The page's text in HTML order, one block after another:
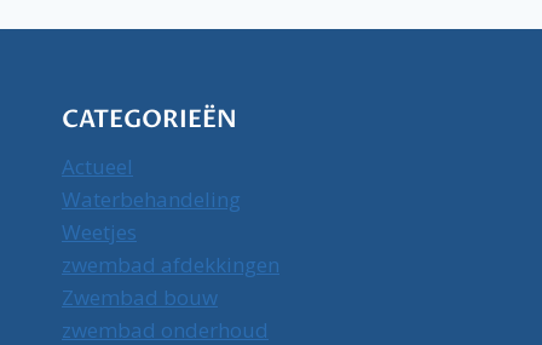
CATEGORIEËN
Actueel
Waterbehandeling
Weetjes
zwembad afdekkingen
Zwembad bouw
zwembad onderhoud